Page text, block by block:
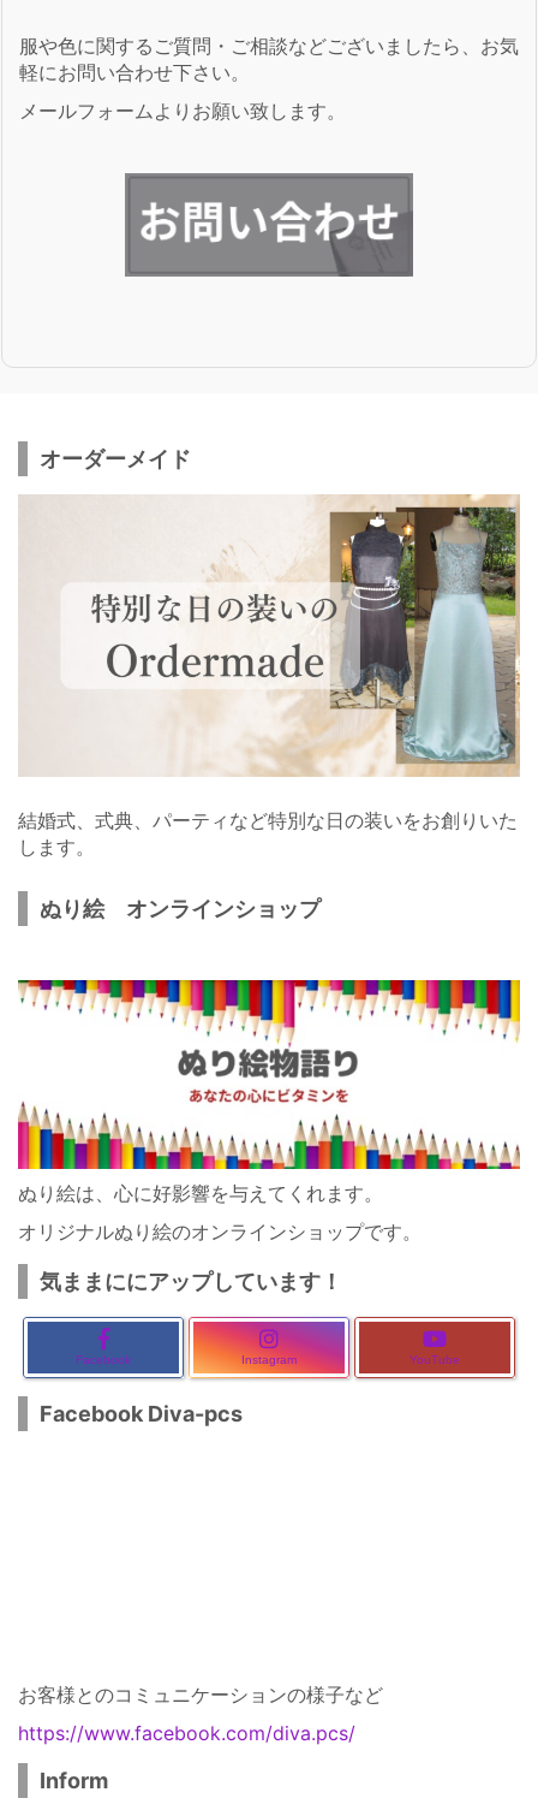
服や色に関するご質問・ご相談などございましたら、お気
軽にお問い合わせ下さい。
メールフォームよりお願い致します。
オーダーメイド
結婚式、式典、パーティなど特別な日の装いをお創りいた
します。
ぬり絵 オンラインショップ
ぬり絵は、心に好影響を与えてくれます。
オリジナルぬり絵のオンラインショップです。
気ままににアップしています！
Facebook Instagram YouTube
Facebook Diva-pcs
お客様とのコミュニケーションの様子など
https://www.facebook.com/diva.pcs/
Inform